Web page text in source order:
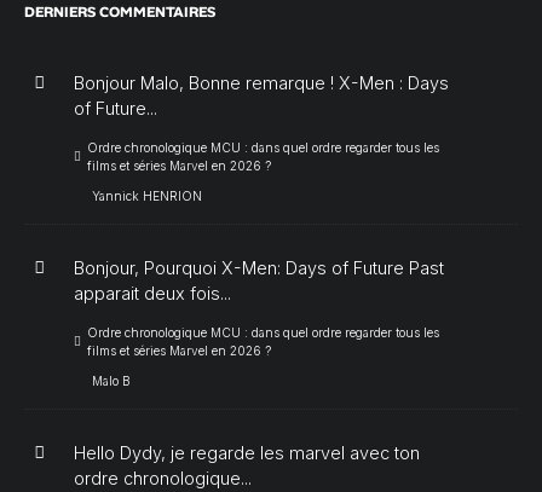
DERNIERS COMMENTAIRES
Bonjour Malo, Bonne remarque ! X-Men : Days
of Future...
Ordre chronologique MCU : dans quel ordre regarder tous les
films et séries Marvel en 2026 ?
Yannick HENRION
Bonjour, Pourquoi X-Men: Days of Future Past
apparait deux fois...
Ordre chronologique MCU : dans quel ordre regarder tous les
films et séries Marvel en 2026 ?
Malo B
Hello Dydy, je regarde les marvel avec ton
ordre chronologique...